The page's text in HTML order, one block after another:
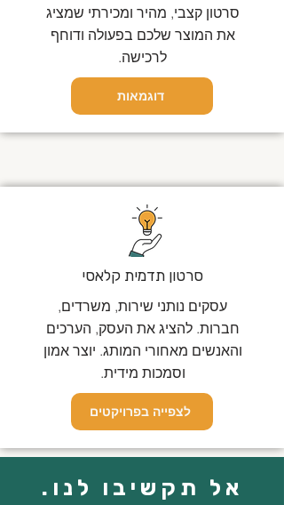
סרטון קצבי, מהיר ומכירתי שמציג
את המוצר שלכם בפעולה ודוחף
לרכישה.
דוגמאות
סרטון תדמית קלאסי
עסקים נותני שירות, משרדים,
חברות. להציג את העסק, הערכים
והאנשים מאחורי המותג. יוצר אמון
וסמכות מידית.
לצפייה בפרויקטים
אל תקשיבו לנו.